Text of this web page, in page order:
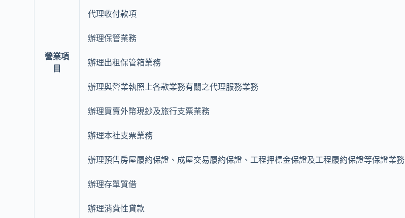
營業項
目
代理收付款項
辦理保管業務
辦理出租保管箱業務
辦理與營業執照上各款業務有關之代理服務業務
辦理買賣外幣現鈔及旅行支票業務
辦理本社支票業務
辦理預售房屋履約保證、成屋交易履約保證、工程押標金保證及工程履約保證等保證業務
辦理存單質借
辦理消費性貸款